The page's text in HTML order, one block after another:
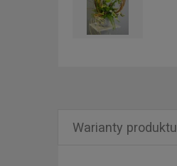
Warianty produktu